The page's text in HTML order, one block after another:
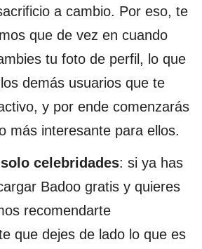
a cambio. Por eso, te
que de vez en cuando
tu foto de perfil, lo que
demás usuarios que te
y por ende comenzarás
más interesante para ellos.
celebridades: si ya has
Badoo gratis y quieres
recomendarte
que dejes de lado lo que es